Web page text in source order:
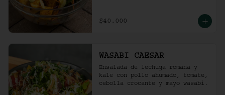
$40.000
WASABI CAESAR
Ensalada de lechuga romana y
kale con pollo ahumado, tomate,
cebolla crocante y mayo wasabi.